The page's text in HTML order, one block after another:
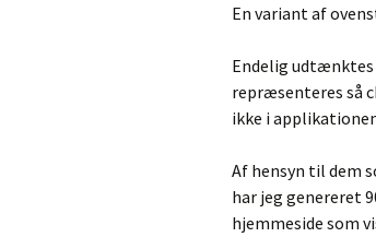
En variant af
Endelig udtænktes
repræsenteres så
ikke i
Af hensyn til dem
har jeg genereret
hjemmeside som